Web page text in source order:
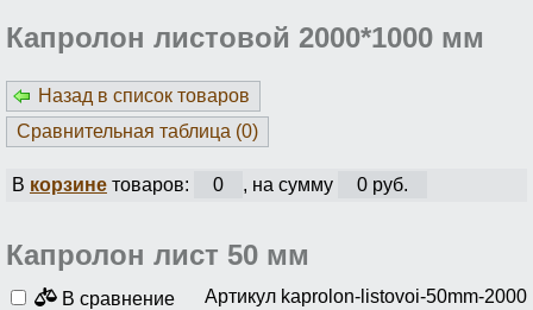
Капролон листовой 2000*1000 мм
Назад в список товаров
Сравнительная таблица (0)
В корзинетоваров: 0 , на сумму 0 руб.
Капролон лист 50 мм
В сравнение Артикул kaprolon-listovoi-50mm-2000